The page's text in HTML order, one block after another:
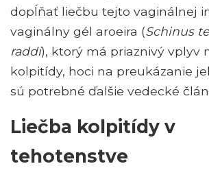
dopĺňať liečbu tejto vaginálnej
vaginálny gél aroeira (Schinus
raddi), ktorý má priaznivý vplyv
kolpitídy, hoci na preukázanie
sú potrebné ďalšie vedecké
Liečba kolpitídy v
tehotenstve